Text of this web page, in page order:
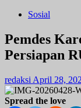
Sosial
Pemdes
Persiapan
redaksi April 28,
Spread the love